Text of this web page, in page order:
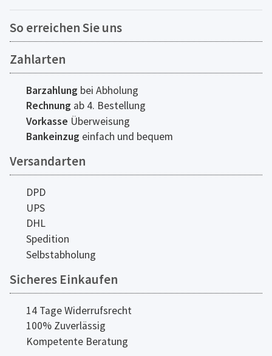
So erreichen Sie uns
Zahlarten
Barzahlung bei Abholung
Rechnung ab 4. Bestellung
Vorkasse Überweisung
Bankeinzug einfach und bequem
Versandarten
DPD
UPS
DHL
Spedition
Selbstabholung
Sicheres Einkaufen
14 Tage Widerrufsrecht
100% Zuverlässig
Kompetente Beratung